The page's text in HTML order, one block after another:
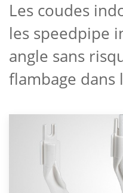
Les coudes
les speedpipe
angle sans
flambage dans